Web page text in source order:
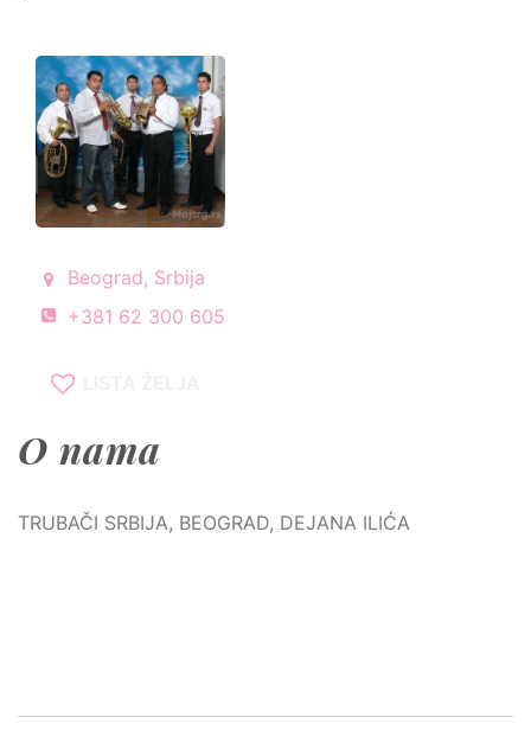
Beograd, Srbija
+381 62 300 605
O nama
TRUBAČI SRBIJA, BEOGRAD, DEJANA ILIĆA